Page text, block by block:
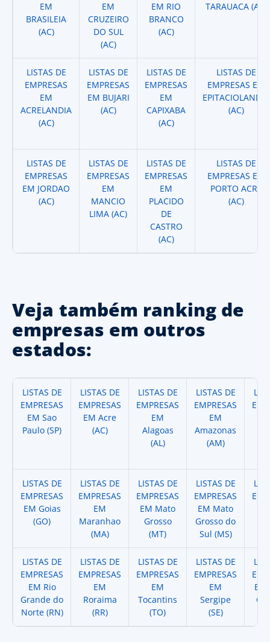
EM
BRASILEIA
(AC)
EM
CRUZEIRO
DO SUL
(AC)
EM RIO
BRANCO
(AC)
TARAUACA (AC)
LISTAS DE
EMPRESAS
EM
ACRELANDIA
(AC)
LISTAS DE
EMPRESAS
EM BUJARI
(AC)
LISTAS DE
EMPRESAS
EM
CAPIXABA
(AC)
LISTAS DE
EMPRESAS EM
EPITACIOLANDIA
(AC)
LISTAS DE
EMPRESAS
EM JORDAO
(AC)
LISTAS DE
EMPRESAS
EM
MANCIO
LIMA (AC)
LISTAS DE
EMPRESAS
EM
PLACIDO
DE
CASTRO
(AC)
LISTAS DE
EMPRESAS EM
PORTO ACRE
(AC)
Veja também ranking de
empresas em outros
estados:
LISTAS DE
EMPRESAS
EM Sao
Paulo (SP)
LISTAS DE
EMPRESAS
EM Acre
(AC)
LISTAS DE
EMPRESAS
EM
Alagoas
(AL)
LISTAS DE
EMPRESAS
EM
Amazonas
(AM)
LISTAS DE
EMPRESAS
EM Goias
(GO)
LISTAS DE
EMPRESAS
EM
Maranhao
(MA)
LISTAS DE
EMPRESAS
EM Mato
Grosso
(MT)
LISTAS DE
EMPRESAS
EM Mato
Grosso do
Sul (MS)
LISTAS DE
EMPRESAS
EM Rio
Grande do
Norte (RN)
LISTAS DE
EMPRESAS
EM
Roraima
(RR)
LISTAS DE
EMPRESAS
EM
Tocantins
(TO)
LISTAS DE
EMPRESAS
EM
Sergipe
(SE)
EM